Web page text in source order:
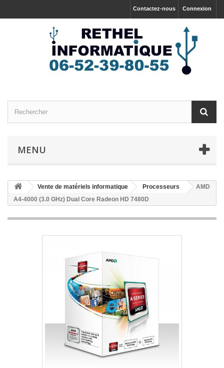
Connexion
Contactez-nous
MENU
Vente de matériels informatique Processeurs
AMD
A4-4000 (3.0 GHz) Dual Core Radeon HD 7480D